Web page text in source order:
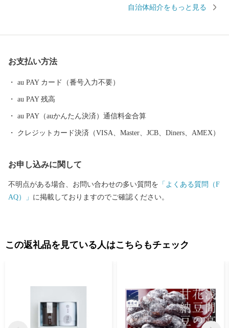
商工課FBでチェックしてみてください！ 【愛妻の村】 嬬恋村
るために愛妻「弟橘姫（おとたちばなひめ）」が海に身を投じま
（ああ、わが妻よ、恋しい）とお嘆きになって妻をいとおしまれ
たといいます。 【返礼品お受け取り後のお願い】 ●お受取り後は
すぐに状態をご確認ください。万全を期してお礼の品をお届けし
連絡先メールアドレス：tsumagoi@furusato-g.com） お受取りから
税担当窓口 電話番号：050-3108-1678 メールアドレス：tsumag
自治体紹介をもっと見る
お支払い方法
au PAY カード（番号入力不要）
au PAY 残高
au PAY（auかんたん決済）通信料金合算
クレジットカード決済（VISA、Master、JCB、Diners、AMEX）
お申し込みに関して
不明点がある場合、お問い合わせの多い質問を 「よくある質問（F
AQ）」 に掲載しておりますのでご確認ください。
この返礼品を見ている人はこちらもチェック